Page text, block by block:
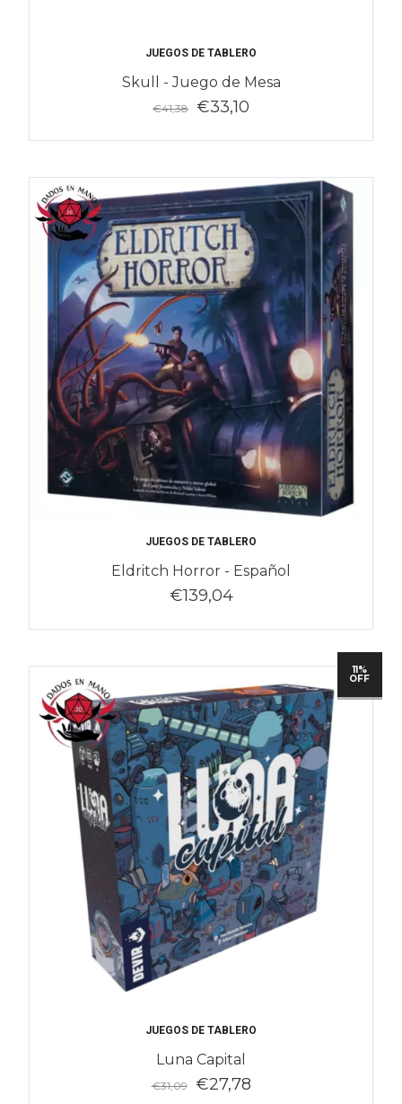
JUEGOS DE TABLERO
Skull - Juego de Mesa
€41,38 €33,10
JUEGOS DE TABLERO
Eldritch Horror - Español
€139,04
11%
OFF
JUEGOS DE TABLERO
Luna Capital
€31,09 €27,78